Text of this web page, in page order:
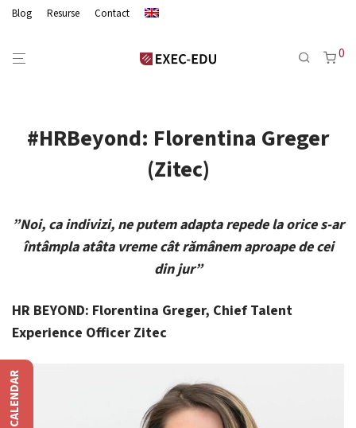
Blog Resurse Contact
0
#HRBeyond: Florentina Greger
(Zitec)
”Noi, ca indivizi, ne putem adapta repede la orice s-ar
întâmpla atâta vreme cât rămânem aproape de cei
din jur”
HR BEYOND: Florentina Greger, Chief Talent
Experience Officer Zitec
CALENDAR